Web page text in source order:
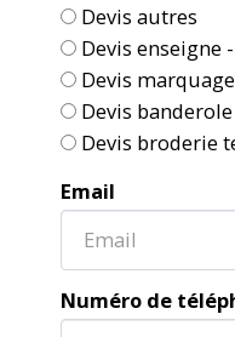
Devis autres
Devis enseigne
Devis
Devis banderole
Devis broderie
Email
Numéro de